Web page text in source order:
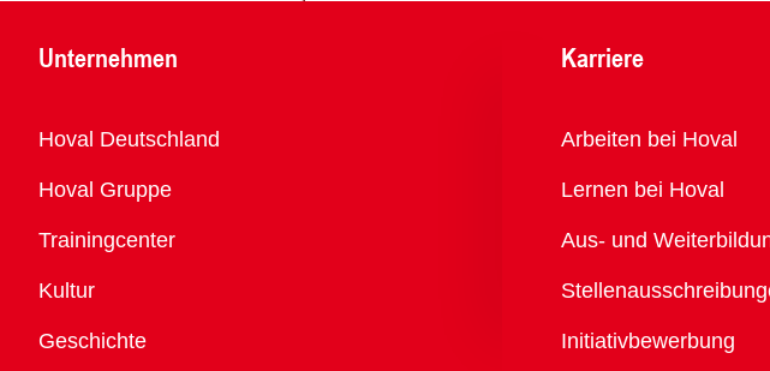
Unternehmen
Übersicht
Hoval Deutschland
Hoval Gruppe
Trainingcenter
Kultur
Geschichte
Karriere
Übersicht
Arbeiten bei Hoval
Lernen bei Hoval
Aus- und
Initiativbewerbung